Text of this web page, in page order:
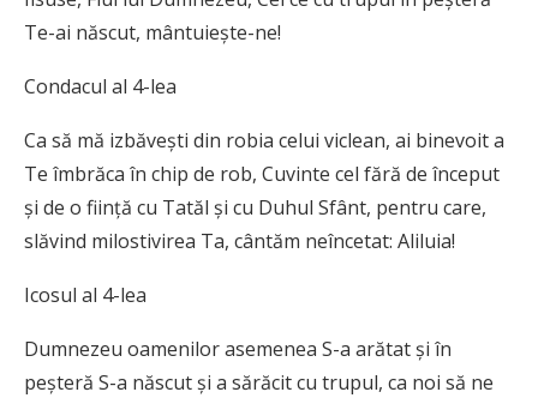
Te-ai născut, mântuieşte-ne!
Condacul al 4-lea
Ca să mă izbăveşti din robia celui viclean, ai binevoit a
Te îmbrăca în chip de rob, Cuvinte cel fără de început
şi de o fiinţă cu Tatăl şi cu Duhul Sfânt, pentru care,
slăvind milostivirea Ta, cântăm neîncetat: Aliluia!
Icosul al 4-lea
Dumnezeu oamenilor asemenea S-a arătat şi în
peşteră S-a născut şi a sărăcit cu trupul, ca noi să ne